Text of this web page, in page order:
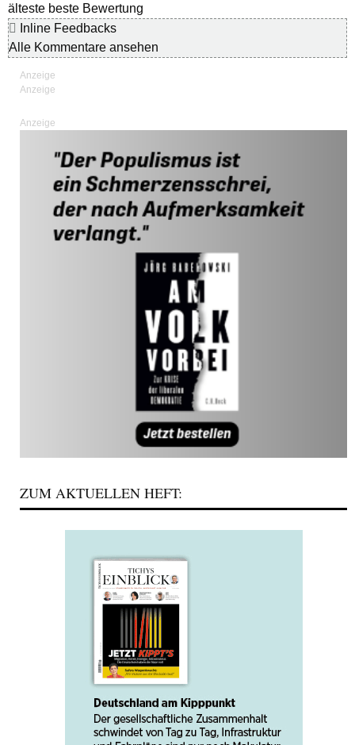
älteste beste Bewertung
Inline Feedbacks
Alle Kommentare ansehen
Anzeige
ZUM AKTUELLEN HEFT: